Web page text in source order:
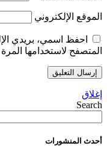
الموقع الإلكتروني
احفظ اسمي، بريدي
المتصفح لاستخدامها
إغلاق
Search
أحدث المنشورات